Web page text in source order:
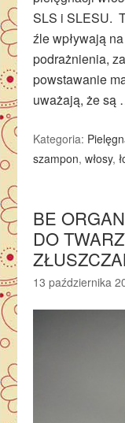
SLS i SLESU.
źle wpływają
podrażnienia,
powstawanie
uważają, że są
Kategoria:
szampon,włosy,
BE
DO
13 października